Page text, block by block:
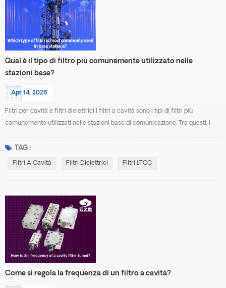
Qual è il tipo di filtro più comunemente utilizzato nelle
stazioni base?
Apr 14, 2026
Filtri per cavità e filtri dielettrici I filtri a cavità sono i tipi di filtri più
comunemente utilizzati nelle stazioni base di comunicazione. Tra questi, i
particolare nei sistemi front-end RF e nei combinatori, dove vengono
utilizzati per la selezione della frequenza e la soppressione delle
TAG :
Filtri A Cavità Filtri Dielettrici Filtri LTCC
Come si regola la frequenza di un filtro a cavità?